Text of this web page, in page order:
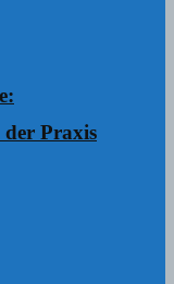
Praxis